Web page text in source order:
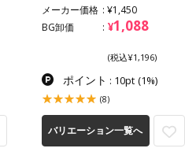
メーカー価格
¥1,450
BG卸価
¥1,088
(税込¥1,196)
ポイント : 10pt (1%)
(8)
バリエーション一覧へ